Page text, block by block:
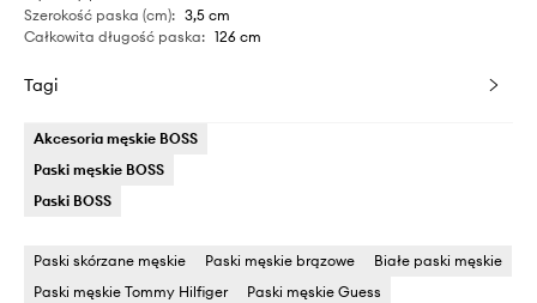
Szerokość paska (cm): 3,5 cm
Całkowita długość paska: 126 cm
Tagi
Akcesoria męskie BOSS
Paski męskie BOSS
Paski BOSS
Paski skórzane męskie Paski męskie brązowe
Białe paski męskie
Paski męskie Tommy Hilfiger
Paski męskie Guess